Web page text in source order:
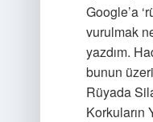
Google’a
vurulmak
yazdım.
bunun
Rüyada
Korkuların